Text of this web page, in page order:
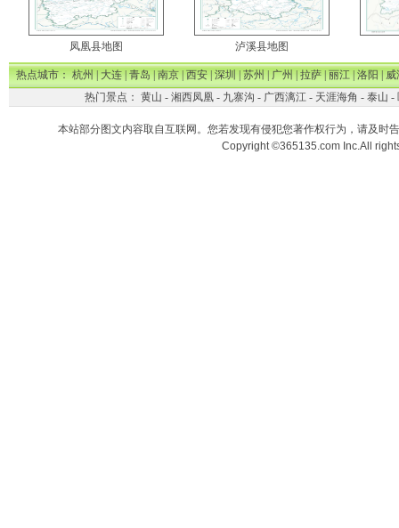
凤凰县地图 泸溪县地图
热点城市：杭州|大连|青岛|南京|西安|深圳|苏州|广州|拉萨|丽江|洛阳|威
热门景点： 黄山 - 湘西凤凰- 九寨沟 - 广西漓江- 天涯海角 - 泰山 -
本站部分图文内容取自互联网。您若发现有侵犯您著作权行为，请及时
Copyright ©365135.com Inc.All